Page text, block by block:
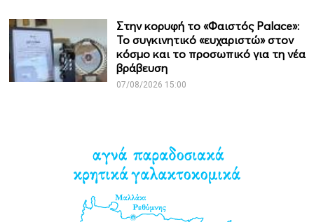
Στην κορυφή το «Φαιστός Palace»:
Το συγκινητικό «ευχαριστώ» στον
κόσμο και το προσωπικό για τη νέα
βράβευση
07/08/2026 15:00